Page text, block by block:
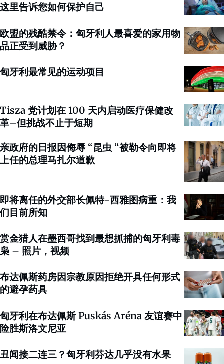
这里告诉您如何保护自己
欧盟的残酷禁令：匈牙利人最喜爱的家用物
品正受到威胁？
匈牙利最常见的运动项目
Tisza 党计划在 100 天内启动医疗保健改
革–但挑战不止于短期
亲政府的日报因侮辱 “昆虫 “被勒令向即将
上任的总理马扎尔道歉
即将离任的外交部长佩特-西雅图病重：我
们目前所知
赏金猎人在墨西哥找到最想抓捕的匈牙利毒
枭 – 照片，视频
布达佩斯药房因宗教原因拒绝开具任何形式
的避孕药具
匈牙利在布达佩斯 Puskás Aréna 友谊赛中
险胜斯洛文尼亚
丑闻接二连三？匈牙利芬达几乎没有水果